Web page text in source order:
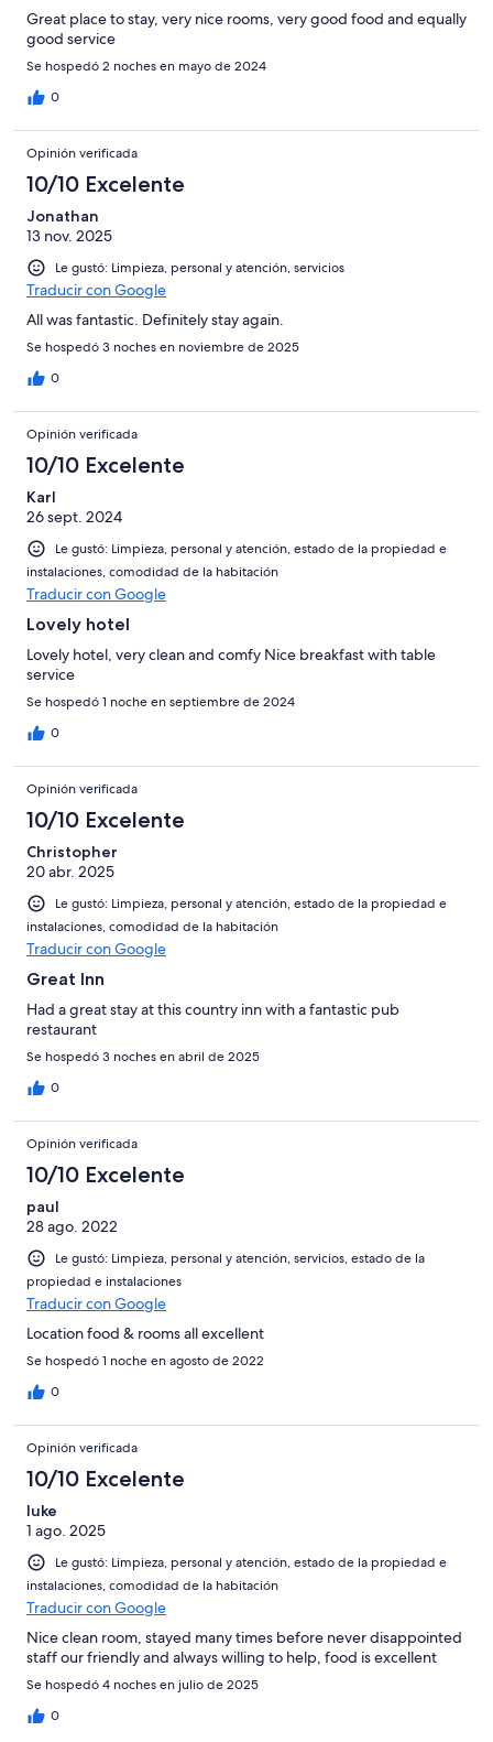
Great place to stay, very nice rooms, very good food and equally
good service
Se hospedó 2 noches en mayo de 2024
0
Opinión verificada
10/10 Excelente
Jonathan
13 nov. 2025
Le gustó: Limpieza, personal y atención, servicios
Traducir con Google
All was fantastic. Definitely stay again.
Se hospedó 3 noches en noviembre de 2025
0
Opinión verificada
10/10 Excelente
Karl
26 sept. 2024
Le gustó: Limpieza, personal y atención, estado de la propiedad e
instalaciones, comodidad de la habitación
Traducir con Google
Lovely hotel
Lovely hotel, very clean and comfy Nice breakfast with table
service
Se hospedó 1 noche en septiembre de 2024
0
Opinión verificada
10/10 Excelente
Christopher
20 abr. 2025
Le gustó: Limpieza, personal y atención, estado de la propiedad e
instalaciones, comodidad de la habitación
Traducir con Google
Great Inn
Had a great stay at this country inn with a fantastic pub
restaurant
Se hospedó 3 noches en abril de 2025
0
Opinión verificada
10/10 Excelente
paul
28 ago. 2022
Le gustó: Limpieza, personal y atención, servicios, estado de la
propiedad e instalaciones
Traducir con Google
Location food & rooms all excellent
Se hospedó 1 noche en agosto de 2022
0
Opinión verificada
10/10 Excelente
luke
1 ago. 2025
Le gustó: Limpieza, personal y atención, estado de la propiedad e
instalaciones, comodidad de la habitación
Traducir con Google
Nice clean room, stayed many times before never disappointed
staff our friendly and always willing to help, food is excellent
Se hospedó 4 noches en julio de 2025
0